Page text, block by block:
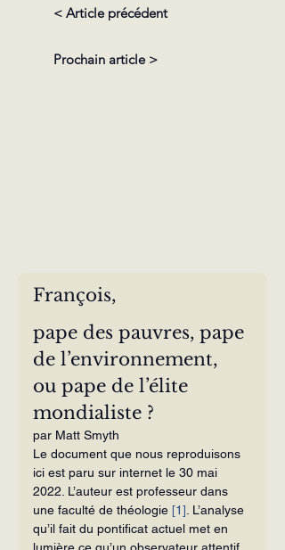
< Article précédent
Prochain article >
François,
pape des pauvres, pape
de l’environnement,
ou pape de l’élite
mondialiste ?
par Matt Smyth
Le document que nous reproduisons
ici est paru sur internet le 30 mai
2022. L’auteur est professeur dans
une faculté de théologie [1] . L’analyse
qu’il fait du pontificat actuel met en
lumière ce qu’un observateur attentif